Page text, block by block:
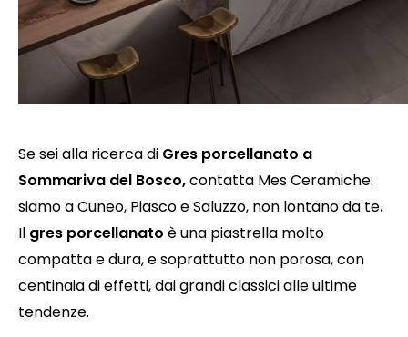
Se sei alla ricerca di Gres porcellanato a
Sommariva del Bosco,contatta Mes Ceramiche:
siamo a Cuneo, Piasco e Saluzzo, non lontano da te.
Il gres porcellanato è una piastrella molto
compatta e dura, e soprattutto non porosa, con
centinaia di effetti, dai grandi classici alle ultime
tendenze.